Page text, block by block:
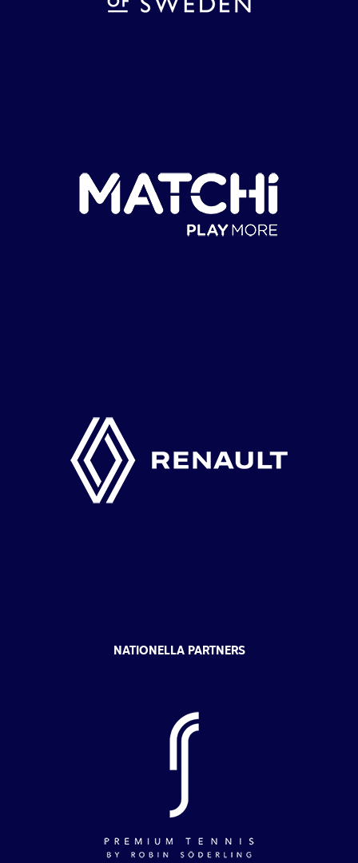
NATIONELLA PARTNERS